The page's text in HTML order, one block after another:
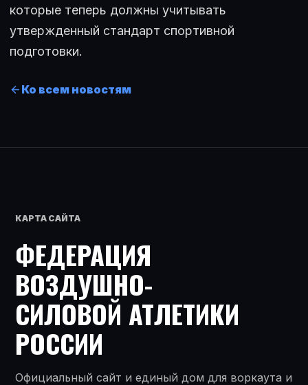
которые теперь должны учитывать
утвержденный стандарт спортивной
подготовки.
Ко всем новостям
КАРТА САЙТА
ФЕДЕРАЦИЯ
ВОЗДУШНО-
СИЛОВОЙ АТЛЕТИКИ
РОССИИ
Официальный сайт и единый дом для воркаута и